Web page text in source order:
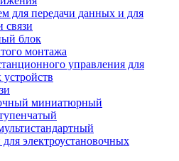
для передачи данных и для
связи
блок
монтажа
управления для
миниатюрный
электроустановочных